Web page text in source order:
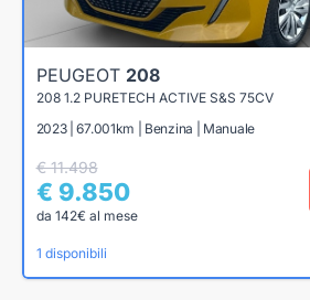
PEUGEOT 208
208 1.2 PURETECH ACTIVE S&S 75CV
2023 | 67.001km | Benzina | Manuale
€ 11.498
€ 9.850
da 142€ al mese
1 disponibili